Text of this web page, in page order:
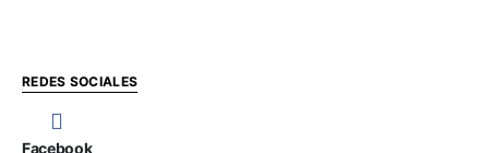
REDES SOCIALES
Facebook